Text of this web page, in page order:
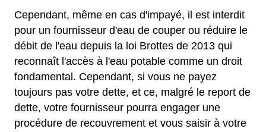
Cependant, même en cas d'impayé, il est interdit
pour un fournisseur d'eau de couper ou réduire le
débit de l'eau depuis la loi Brottes de 2013 qui
reconnaît l'accès à l'eau potable comme un droit
fondamental. Cependant, si vous ne payez
toujours pas votre dette, et ce, malgré le report de
dette, votre fournisseur pourra engager une
procédure de recouvrement et vous saisir à votre